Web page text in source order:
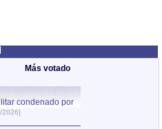
Más votado
condenado por
2026]